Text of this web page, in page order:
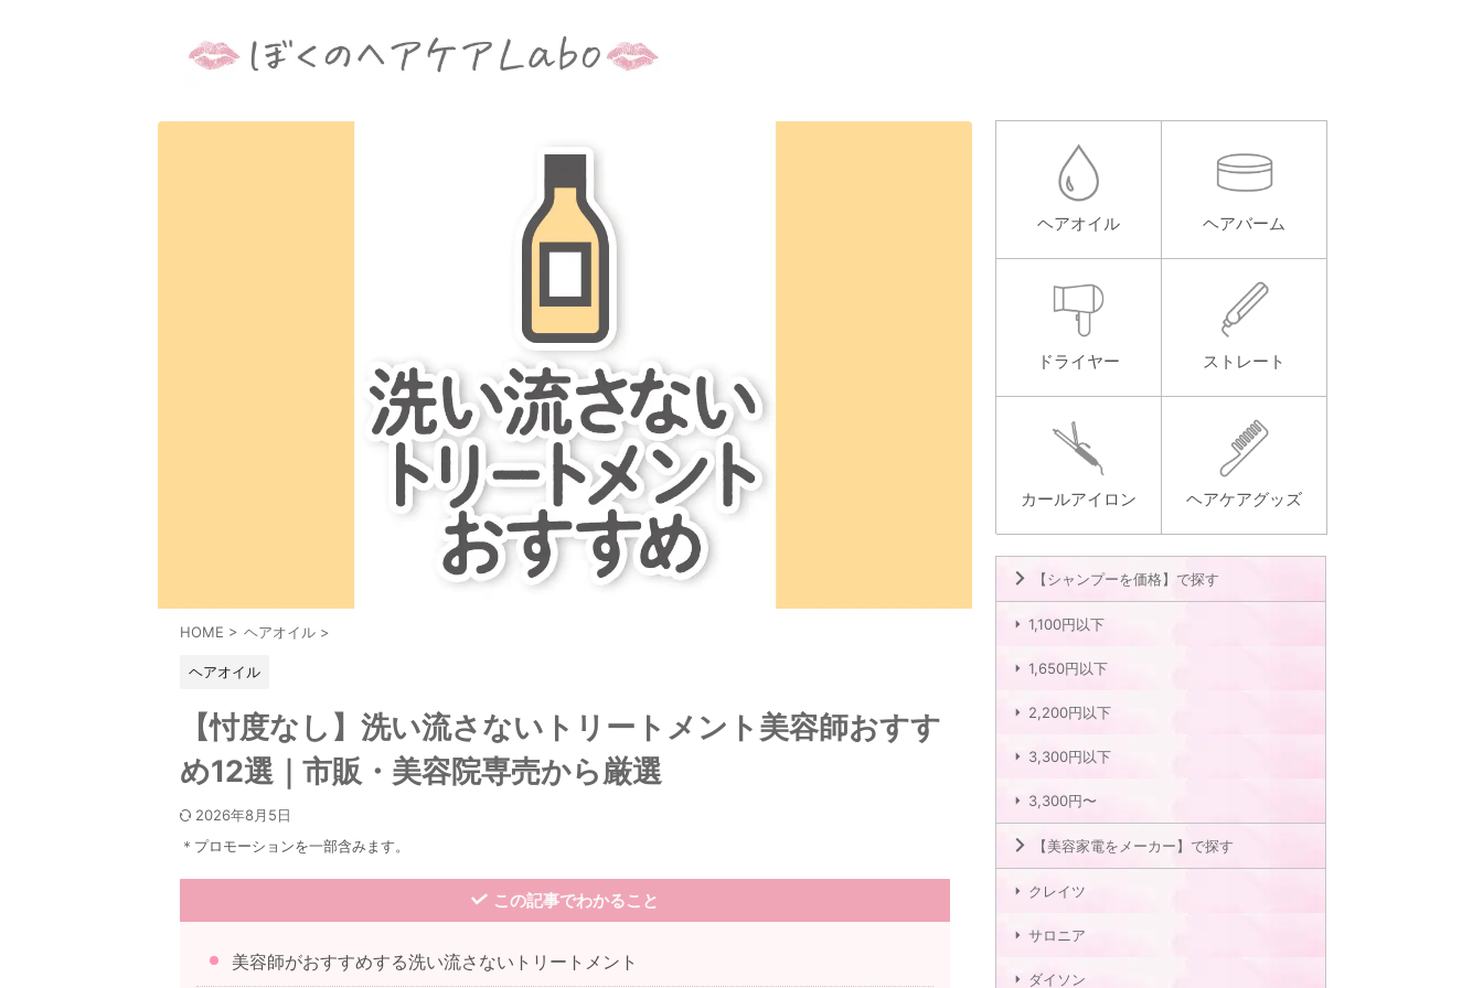
HOME > ヘアオイル >
ヘアオイル
【忖度なし】洗い流さないトリートメント美容師おすす
め12選｜市販・美容院専売から厳選
2026年8月5日
＊プロモーションを一部含みます。
この記事でわかること
美容師がおすすめする洗い流さないトリートメント
ヘアオイル ヘアバーム
ドライヤー ストレート
カールアイロン ヘアケアグッズ
【シャンプーを価格】で探す
1,100円以下
1,650円以下
2,200円以下
3,300円以下
3,300円〜
【美容家電をメーカー】で探す
クレイツ
サロニア
ダイソン